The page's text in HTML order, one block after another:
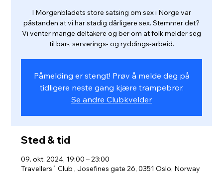
I Morgenbladets store satsing om sex i Norge var
påstanden at vi har stadig dårligere sex. Stemmer det?
Vi venter mange deltakere og ber om at folk melder seg
til bar-, serverings- og ryddings-arbeid.
Påmelding er stengt! Prøv å melde deg på
tidligere neste gang kjære trampebror.
Se andre Clubkvelder
Sted & tid
09. okt. 2024, 19:00 – 23:00
Travellers´ Club , Josefines gate 26, 0351 Oslo, Norway